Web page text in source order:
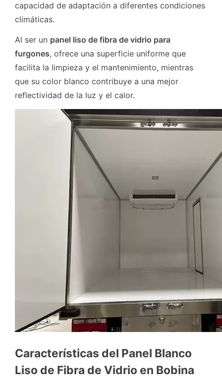
capacidad de adaptación a diferentes condiciones
climáticas.
Al ser un panel liso de fibra de vidrio para
furgones, ofrece una superficie uniforme que
facilita la limpieza y el mantenimiento, mientras
que su color blanco contribuye a una mejor
reflectividad de la luz y el calor.
Características del Panel Blanco
Liso de Fibra de Vidrio en Bobina